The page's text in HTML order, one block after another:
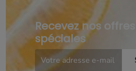
Recevez nos offres
spéciales